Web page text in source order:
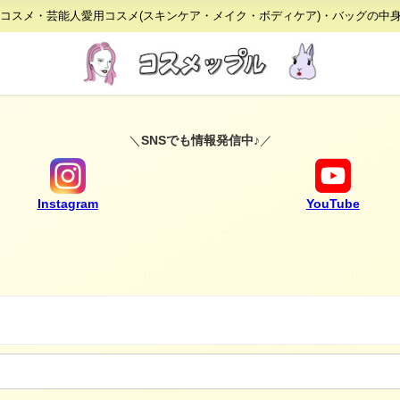
スメ・芸能人愛用コスメ(スキンケア・メイク・ボディケア)・バッグの中
＼ SNSでも情報発信中♪ ／
Instagram YouTube